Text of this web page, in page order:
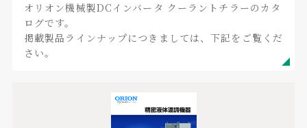
オリオン機械製DCインバータ クーラントチラーのカタ
ログです。
掲載製品ラインナップにつきましては、下記をご覧くだ
さい。